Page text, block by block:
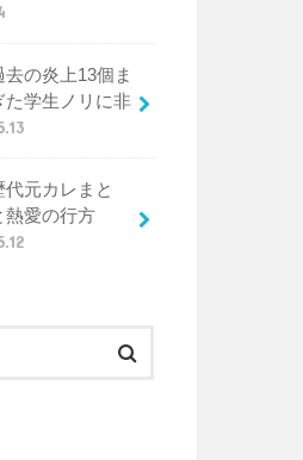
の炎上13個ま
た学生ノリに非
元カレまと
熱愛の行方